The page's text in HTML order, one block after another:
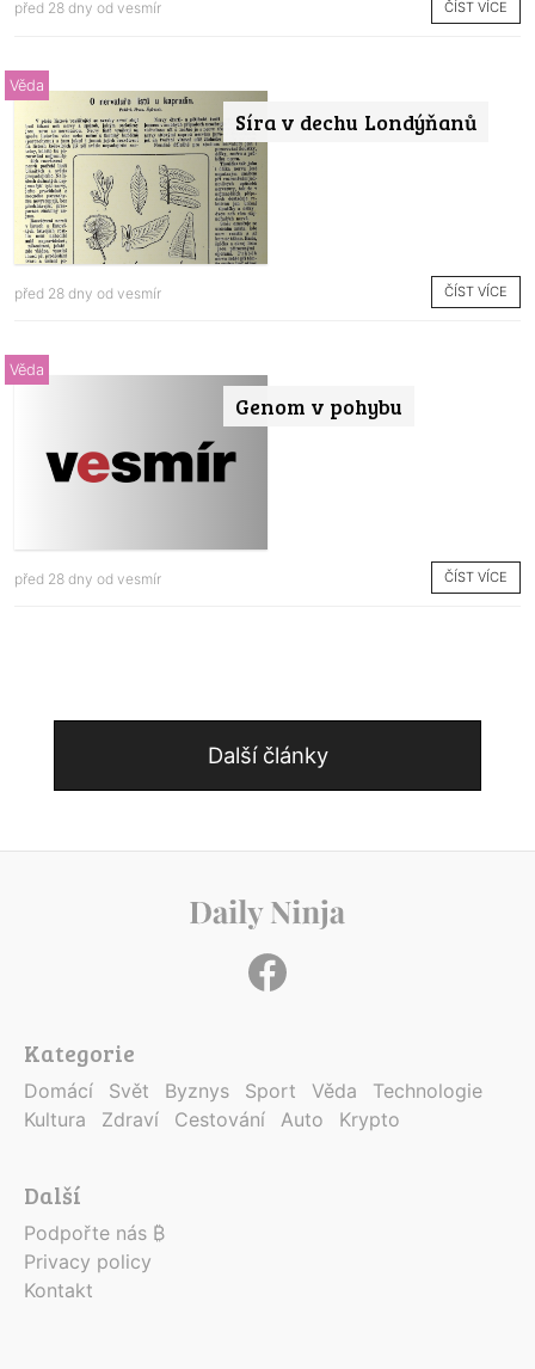
před 28 dny od vesmír ČÍST VÍCE
Síra v dechu Londýňanů
Věda
před 28 dny od vesmír ČÍST VÍCE
Genom v pohybu
Věda
před 28 dny od vesmír ČÍST VÍCE
Další články
Kategorie
Domácí Svět Byznys Sport Věda
Technologie
Kultura
Zdraví Cestování Auto Krypto
Další
Podpořte nás ₿
Privacy policy
Kontakt